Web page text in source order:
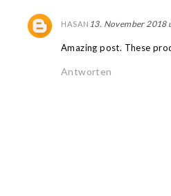
HASAN 13. November 2018
Amazing post. These
Antworten